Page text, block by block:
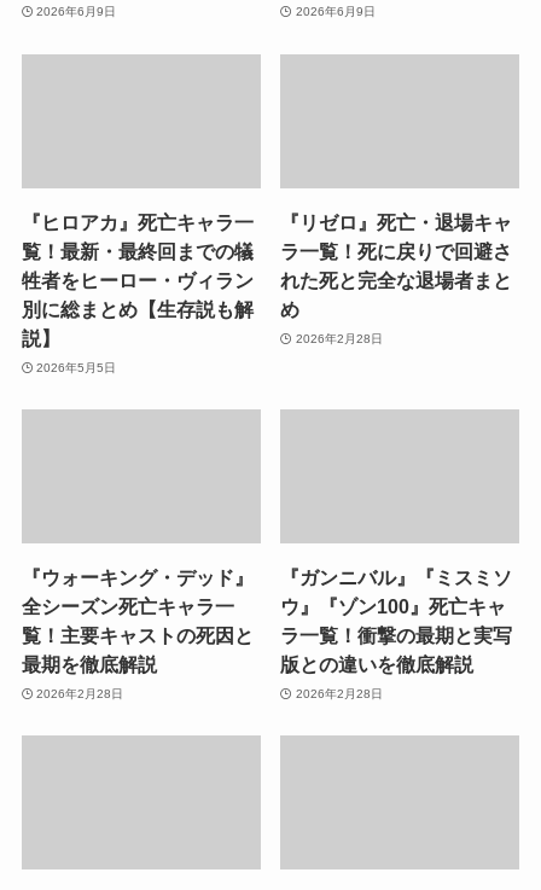
2026年6月9日 2026年6月9日
『ヒロアカ』死亡キャラ一
覧！最新・最終回までの犠
牲者をヒーロー・ヴィラン
別に総まとめ【生存説も解
説】
2026年5月5日
『リゼロ』死亡・退場キャ
ラ一覧！死に戻りで回避さ
れた死と完全な退場者まと
め
2026年2月28日
『ウォーキング・デッド』
全シーズン死亡キャラ一
覧！主要キャストの死因と
最期を徹底解説
2026年2月28日
『ガンニバル』『ミスミソ
ウ』『ゾン100』死亡キャ
ラ一覧！衝撃の最期と実写
版との違いを徹底解説
2026年2月28日